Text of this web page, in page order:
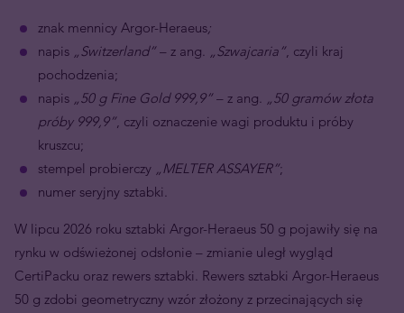
znak mennicy Argor-Heraeus;
napis „Switzerland”– z ang. „Szwajcaria”, czyli kraj
pochodzenia;
napis „50 g Fine Gold 999,9”– z ang. „50 gramów złota
próby 999,9”, czyli oznaczenie wagi produktu i próby
kruszcu;
stempel probierczy „MELTER ASSAYER”;
numer seryjny sztabki.
W lipcu 2026 roku sztabki Argor-Heraeus 50 g pojawiły się na
rynku w odświeżonej odsłonie – zmianie uległ wygląd
CertiPacku oraz rewers sztabki. Rewers sztabki Argor-Heraeus
50 g zdobi geometryczny wzór złożony z przecinających się